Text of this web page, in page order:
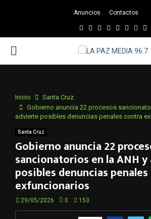
Anuncios Contactos
Facebook
TwitterInstagram
Youtube
EmailTwitch
PRIMARY
Inicio
Santa Cruz
Gobierno anuncia 22 procesos
advierte posibles denuncias penales contra
Santa Cruz
Gobierno anuncia 22
sancionatorios en la ANH
posibles denuncias
exfuncionarios
29/05/2026 0 153